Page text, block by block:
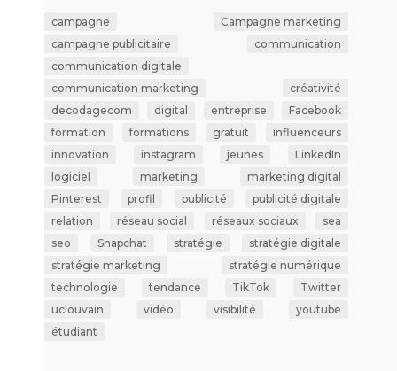
campagne
Campagne marketing
campagne publicitaire
communication
communication digitale
communication marketing
créativité
decodagecom
digital entreprise
Facebook
formation
formations gratuit
influenceurs
innovation
instagram jeunes
LinkedIn
logiciel
marketing
marketing digital
Pinterest
profil publicité
publicité digitale
relation
réseau social réseaux sociaux
sea
seo
Snapchat stratégie
stratégie digitale
stratégie marketing
stratégie numérique
technologie
tendance TikTok
Twitter
uclouvain
vidéo visibilité
youtube
étudiant